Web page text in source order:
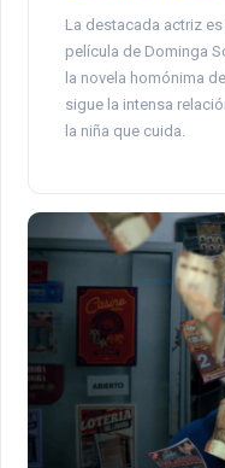
La destacada actriz
película de Dominga
la novela homónima
sigue la intensa
la niña que cuida.